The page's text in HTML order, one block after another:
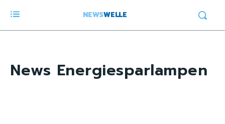
NEWSWELLE
News Energiesparlampen